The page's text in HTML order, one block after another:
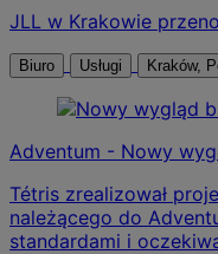
JLL w Krakowie
Biuro Usługi
Adventum - Nowy
Tétris zrealizował
należącego do
standardami i